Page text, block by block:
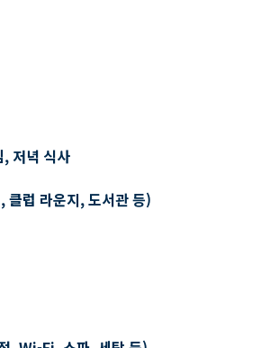
, 저녁 식사
클럽 라운지, 도서관 등)